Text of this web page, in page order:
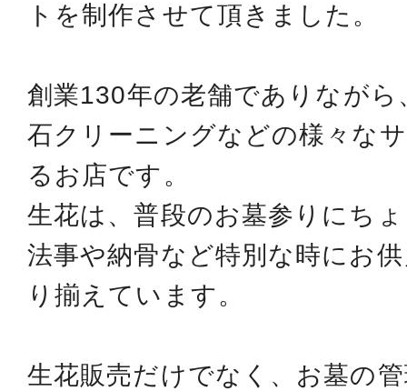
トを制作させて頂きました。
創業130年の老舗でありながら
石クリーニングなどの様々な
るお店です。
生花は、普段のお墓参りにち
法事や納骨など特別な時にお
り揃えています。
生花販売だけでなく、お墓の